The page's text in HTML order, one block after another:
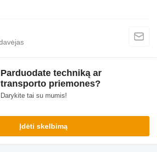
Parduodate techniką ar
transporto priemones?
Darykite tai su mumis!
Įdėti skelbimą